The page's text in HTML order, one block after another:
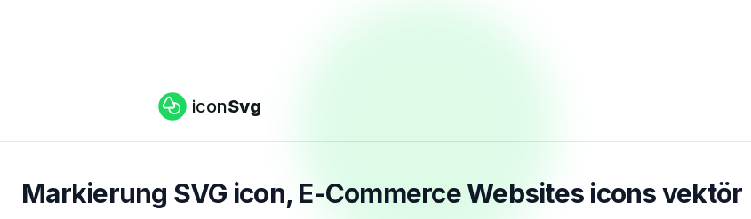
iconSvg
Markierung SVG icon, E-Commerce Websites icons vektör